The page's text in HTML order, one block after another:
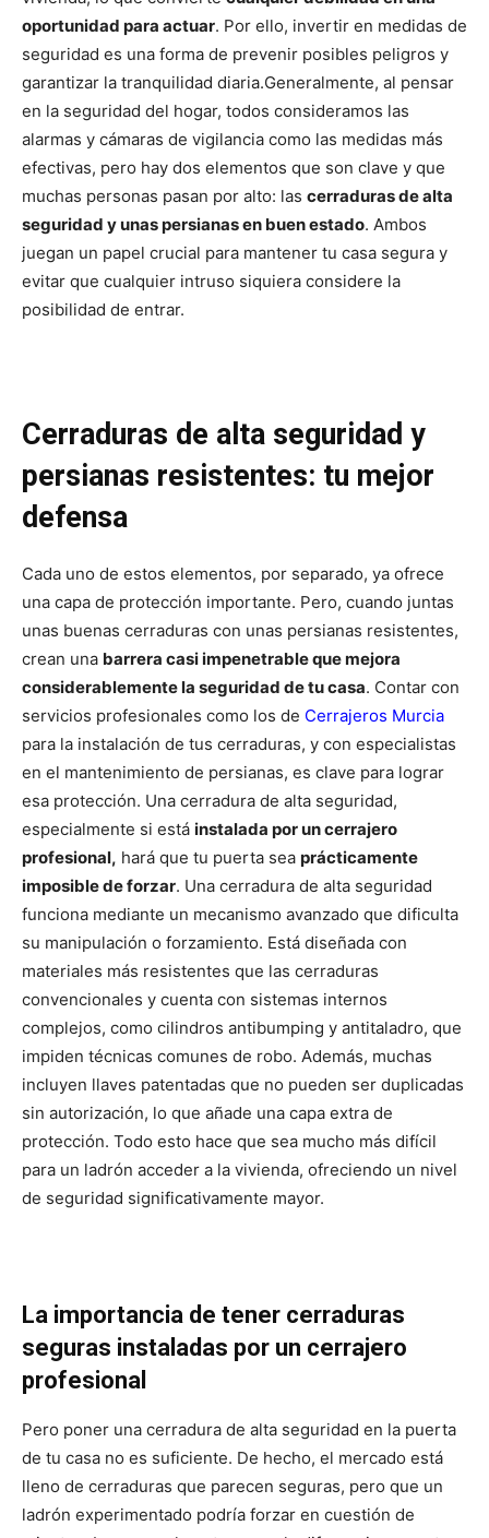
oportunidad para actuar. Por ello, invertir en medidas de
seguridad es una forma de prevenir posibles peligros y
garantizar la tranquilidad diaria.Generalmente, al pensar
en la seguridad del hogar, todos consideramos las
alarmas y cámaras de vigilancia como las medidas más
efectivas, pero hay dos elementos que son clave y que
muchas personas pasan por alto: las cerraduras de alta
seguridad y unas persianas en buen estado. Ambos
juegan un papel crucial para mantener tu casa segura y
evitar que cualquier intruso siquiera considere la
posibilidad de entrar.
Cerraduras de alta seguridad y
persianas resistentes: tu mejor
defensa
Cada uno de estos elementos, por separado, ya ofrece
una capa de protección importante. Pero, cuando juntas
unas buenas cerraduras con unas persianas resistentes,
crean una barrera casi impenetrable que mejora
considerablemente la seguridad de tu casa. Contar con
servicios profesionales como los de Cerrajeros Murcia
para la instalación de tus cerraduras, y con especialistas
en el mantenimiento de persianas, es clave para lograr
esa protección. Una cerradura de alta seguridad,
especialmente si está instalada por un cerrajero
profesional, hará que tu puerta sea prácticamente
imposible de forzar. Una cerradura de alta seguridad
funciona mediante un mecanismo avanzado que dificulta
su manipulación o forzamiento. Está diseñada con
materiales más resistentes que las cerraduras
convencionales y cuenta con sistemas internos
complejos, como cilindros antibumping y antitaladro, que
impiden técnicas comunes de robo. Además, muchas
incluyen llaves patentadas que no pueden ser duplicadas
sin autorización, lo que añade una capa extra de
protección. Todo esto hace que sea mucho más difícil
para un ladrón acceder a la vivienda, ofreciendo un nivel
de seguridad significativamente mayor.
La importancia de tener cerraduras
seguras instaladas por un cerrajero
profesional
Pero poner una cerradura de alta seguridad en la puerta
de tu casa no es suficiente. De hecho, el mercado está
lleno de cerraduras que parecen seguras, pero que un
ladrón experimentado podría forzar en cuestión de